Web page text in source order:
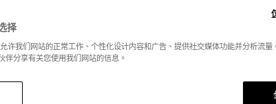
择
许我们网站的正常工作、个性化设计内容和广告、提供社交媒体功能并分析流量
伴分享有关您使用我们网站的信息。